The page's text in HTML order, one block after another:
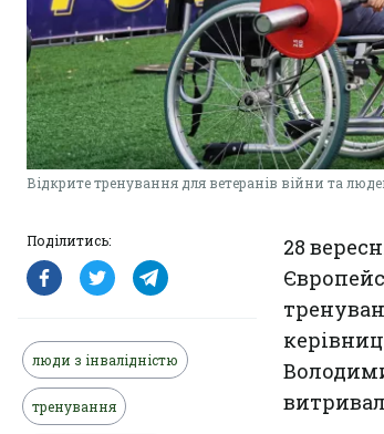
Відкрите тренування для ветеранів війни та
Поділитись:
люди з інвалідністю
тренування
28